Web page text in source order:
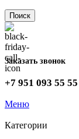
Поиск
Заказать звонок
+7 951 093 55 55
Меню
Категории